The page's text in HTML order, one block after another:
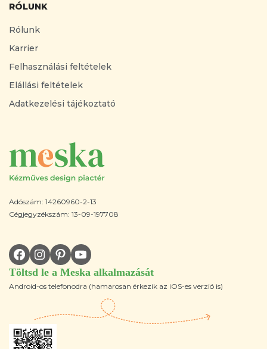
RÓLUNK
Rólunk
Karrier
Felhasználási feltételek
Elállási feltételek
Adatkezelési tájékoztató
Adószám: 14260960-2-13
Cégjegyzékszám: 13-09-197708
Töltsd le a Meska alkalmazását
Android-os telefonodra (hamarosan érkezik az iOS-es verzió is)